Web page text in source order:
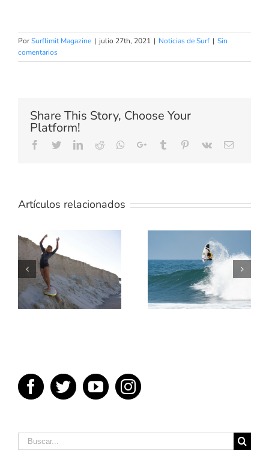
PorSurflimit Magazine | julio 27th, 2021 | Noticias de Surf | Sin
comentarios
Share This Story, Choose Your
Platform!
Facebook
TwitterLinkedIn
Reddit Whatsapp
Google+Tumblr Pinterest
Vk Email
Artículos relacionados
5 MEJORES
PELICULAS
DE SURF
TE
ENSEÑAMOS
UN POCO
SOBRE
TÉRMINOS
Buscar: